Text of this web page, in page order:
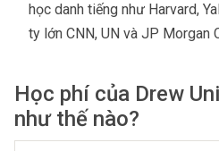
học danh tiếng như Harvard,
ty lớn CNN, UN và JP Morgan
Học phí của Drew
như thế nào?